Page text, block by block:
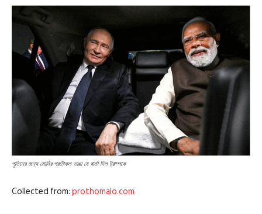
পুতিনের জন্য মোদির প্রটোকল ভাঙা যে বার্তা দিল ট্রাম্পকে
Collected from:prothomalo.com